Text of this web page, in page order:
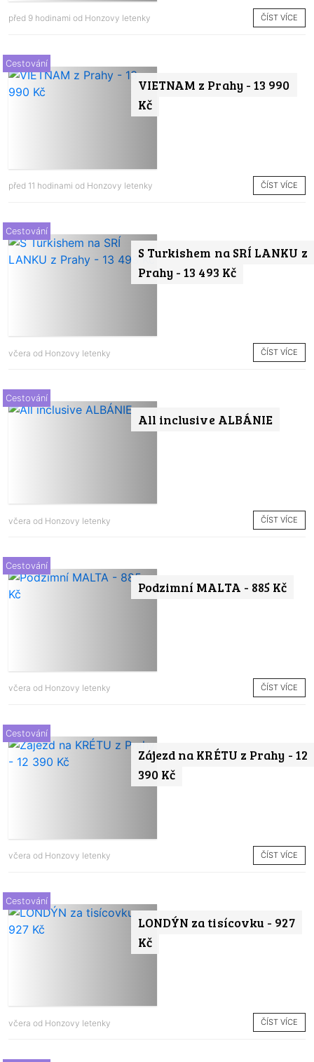
před 9 hodinami od Honzovy letenky ČÍST VÍCE
VIETNAM z Prahy - 13 990
Kč
Cestování
před 11 hodinami od Honzovy letenky ČÍST VÍCE
S Turkishem na SRÍ LANKU z
Prahy - 13 493 Kč
Cestování
včera od Honzovy letenky ČÍST VÍCE
All inclusive ALBÁNIE
Cestování
včera od Honzovy letenky ČÍST VÍCE
Podzimní MALTA - 885 Kč
Cestování
včera od Honzovy letenky ČÍST VÍCE
Zájezd na KRÉTU z Prahy - 12
390 Kč
Cestování
včera od Honzovy letenky ČÍST VÍCE
LONDÝN za tisícovku - 927
Kč
Cestování
včera od Honzovy letenky ČÍST VÍCE